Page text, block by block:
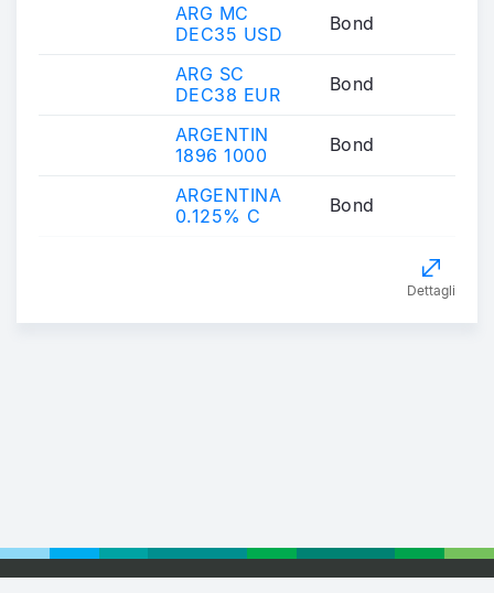
ARG MC
DEC35 USD
Bond
ARG SC
DEC38 EUR
Bond
ARGENTIN
1896 1000
Bond
ARGENTINA
0.125% C
Bond
Dettagli